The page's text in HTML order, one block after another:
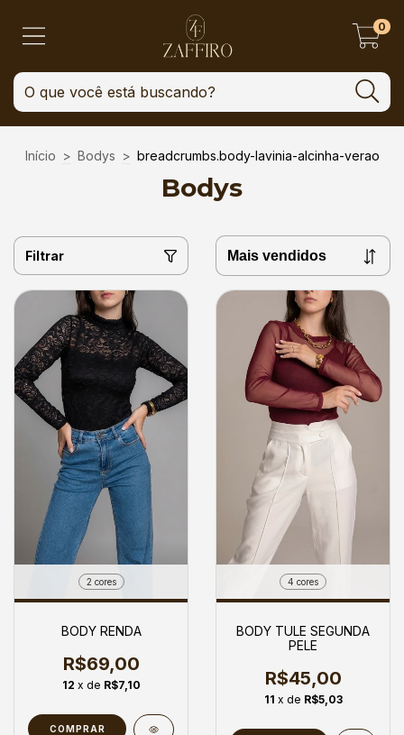
0
Início > Bodys > breadcrumbs.body-lavinia-alcinha-verao
Bodys
Filtrar
2 cores
BODY RENDA
R$69,00
12 x de R$7,10
COMPRAR
4 cores
BODY TULE SEGUNDA
PELE
R$45,00
11 x de R$5,03